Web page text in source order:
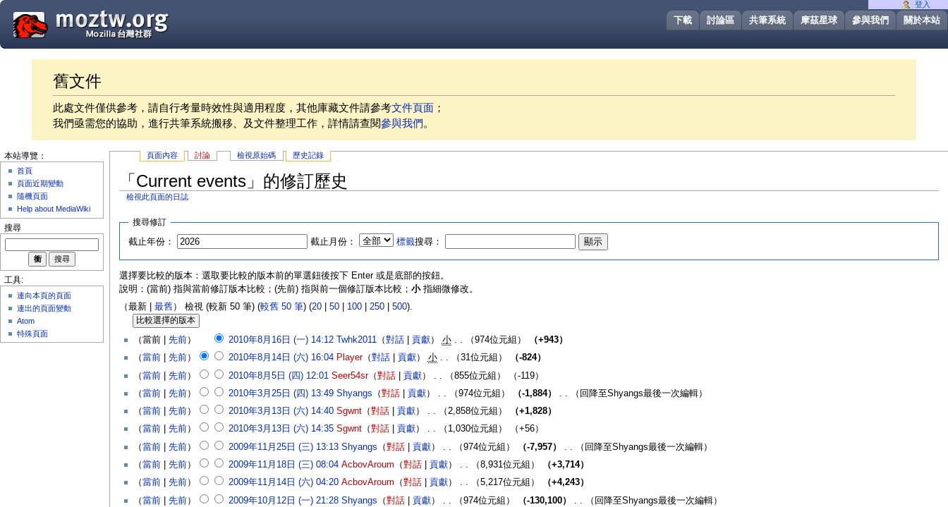
關於本站
參與我們
摩茲星球
共筆系統
討論區
下載
舊文件
此處文件僅供參考，請自行考量時效性與適用程度，其他庫藏文件請參考文件頁面 ；
我們亟需您的協助，進行共筆系統搬移、及文件整理工作，詳情請查閱參與我們。
頁面內容 討論 檢視原始碼 歷史記錄
「Current events」的修訂歷史
檢視此頁面的日誌
搜尋修訂
截止年份： 截止月份： 標籤搜尋：
選擇要比較的版本：選取要比較的版本前的單選鈕後按下 Enter 或是底部的按鈕。
說明：(當前) 指與當前修訂版本比較；(先前) 指與前一個修訂版本比較； 小指細微修改。
（最新 | 最舊 ） 檢視 (較新 50 筆) (較舊 50 筆) (20| 50| 100| 250| 500).
（當前 | 先前） 2010年8月16日 (一) 14:12‎ Twhk2011（對話| 貢獻） 小 . . （974位元組）
（+943）
（當前| 先前） 2010年8月14日 (六) 16:04‎ Player（對話| 貢獻） 小 . . （31位元組）
（-824）
（當前| 先前） 2010年8月5日 (四) 12:01 Seer54sr（對話| 貢獻） （855位元組）
（-119）
（當前| 先前） 2010年3月25日 (四) 13:49‎ Shyangs （對話| 貢獻） . . （974位元組） （-1,884） . .
（回降至Shyangs最後一次編輯）
（當前| 先前） 2010年3月13日 (六) 14:40‎ Sgwnt（對話| 貢獻） . . （2,858位元組）
（+1,828）
（當前| 先前） 2010年3月13日 (六) 14:35‎ Sgwnt（對話| 貢獻） . . （1,030位元組）
（+56）
（當前| 先前） 2009年11月25日 (三) 13:13‎ Shyangs （對話| 貢獻） （974位元組） （-7,957）
（回降至Shyangs最後一次編輯）
（當前| 先前） 2009年11月18日 (三) 08:04‎ AcbovAroum （對話| 貢獻） . . （8,931位元組）
（+3,714）
（當前| 先前） 2009年11月14日 (六) 04:20‎ AcbovAroum （對話| 貢獻） . . （5,217位元組）
（+4,243）
（當前| 先前） 2009年10月12日 (一) 21:28‎ Shyangs （對話| 貢獻） （974位元組） （-130,100）
（回降至Shyangs最後一次編輯）
登入
本站導覽：
首頁
頁面近期變動
隨機頁面
Help about MediaWiki
搜尋
工具:
連向本頁的頁面
連出的頁面變動
Atom
特殊頁面